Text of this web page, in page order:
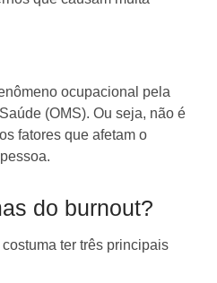
ocupacional pela
(OMS). Ou seja, não é
fatores que afetam o
do burnout?
costuma ter três principais